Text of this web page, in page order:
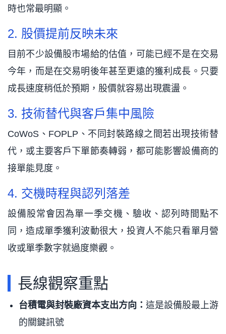
時也常最明顯。
2. 股價提前反映未來
目前不少設備股市場給的估值，可能已經不是在交易
今年，而是在交易明後年甚至更遠的獲利成長。只要
成長速度稍低於預期，股價就容易出現震盪。
3. 技術替代與客戶集中風險
CoWoS、FOPLP、不同封裝路線之間若出現技術替
代，或主要客戶下單節奏轉弱，都可能影響設備商的
接單能見度。
4. 交機時程與認列落差
設備股常會因為單一季交機、驗收、認列時間點不
同，造成單季獲利波動很大，投資人不能只看單月營
收或單季數字就過度樂觀。
長線觀察重點
台積電與封裝廠資本支出方向： 這是設備股最上游
的關鍵訊號